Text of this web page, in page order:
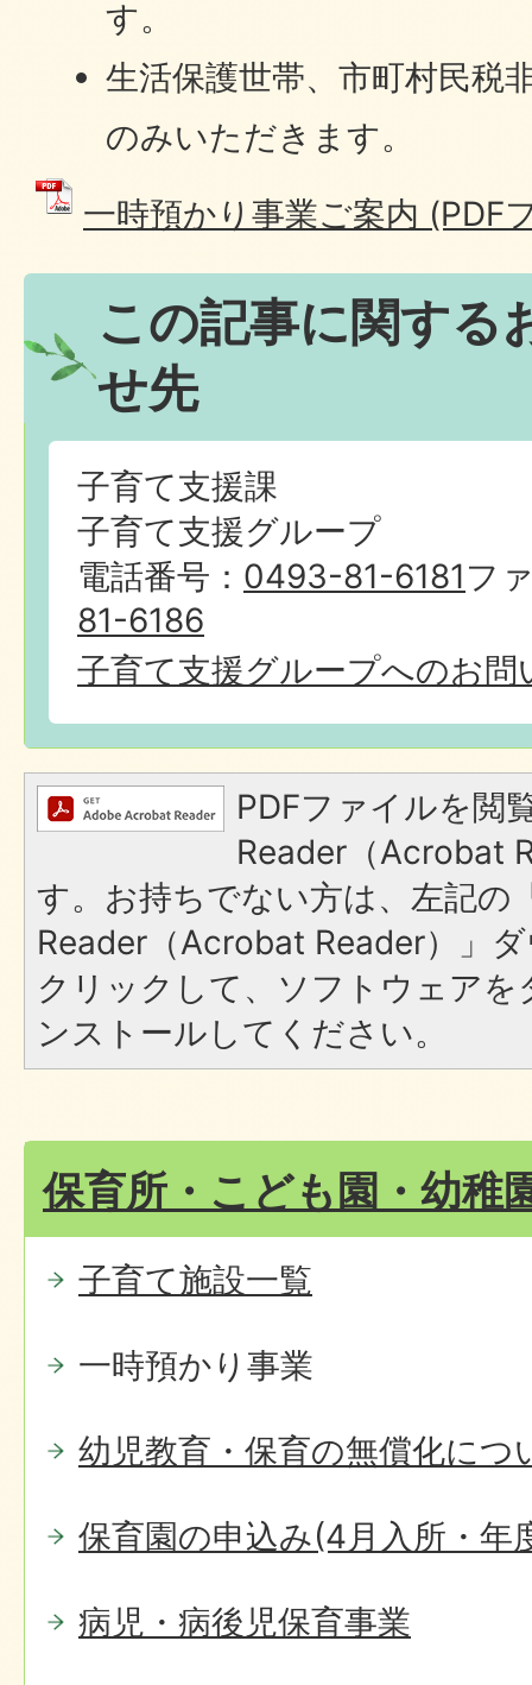
す。
生活保護世帯、市町村民税
のみいただきます。
一時預かり事業ご案内 (PDF
この記事に関する
せ先
子育て支援課
子育て支援グループ
電話番号： 0493-81-6181フ
81-6186
子育て支援グループへのお問
PDFファイルを閲
Reader（Acrobat
す。お持ちでない方は、左記の
Reader（Acrobat Reader）」
クリックして、ソフトウェア
ンストールしてください。
保育所・こども園・幼稚
子育て施設一覧
一時預かり事業
幼児教育・保育の無償化につ
保育園の申込み(4月入所・年
病児・病後児保育事業